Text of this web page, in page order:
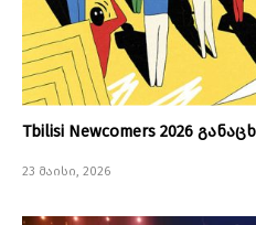
Tbilisi Newcomers 2026
23 მაისი, 2026